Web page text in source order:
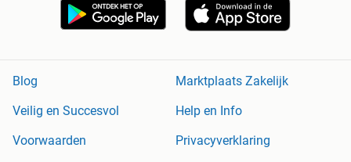
Blog
Marktplaats Zakelijk
Veilig en Succesvol
Help en Info
Voorwaarden
Privacyverklaring